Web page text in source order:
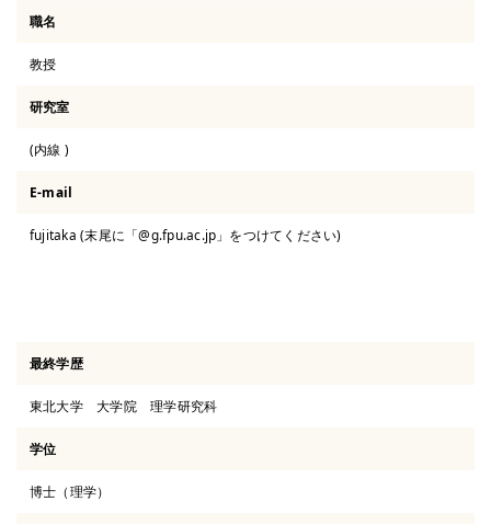
職名
教授
研究室
(内線 )
E-mail
fujitaka (末尾に「@g.fpu.ac.jp」をつけてください)
最終学歴
東北大学 大学院 理学研究科
学位
博士（理学）